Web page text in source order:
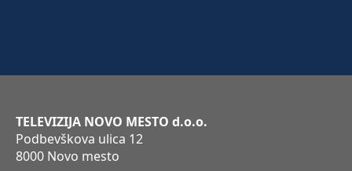
TELEVIZIJA NOVO MESTO d.o.o.
Podbevškova ulica 12
8000 Novo mesto